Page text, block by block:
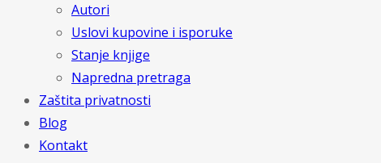
Autori
Uslovi kupovine i isporuke
Stanje knjige
Napredna pretraga
Zaštita privatnosti
Blog
Kontakt